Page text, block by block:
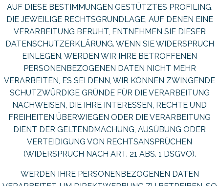
AUF DIESE BESTIMMUNGEN GESTÜTZTES PROFILING.
DIE JEWEILIGE RECHTSGRUNDLAGE, AUF DENEN EINE
VERARBEITUNG BERUHT, ENTNEHMEN SIE DIESER
DATENSCHUTZERKLÄRUNG. WENN SIE WIDERSPRUCH
EINLEGEN, WERDEN WIR IHRE BETROFFENEN
PERSONENBEZOGENEN DATEN NICHT MEHR
VERARBEITEN, ES SEI DENN, WIR KÖNNEN ZWINGENDE
SCHUTZWÜRDIGE GRÜNDE FÜR DIE VERARBEITUNG
NACHWEISEN, DIE IHRE INTERESSEN, RECHTE UND
FREIHEITEN ÜBERWIEGEN ODER DIE VERARBEITUNG
DIENT DER GELTENDMACHUNG, AUSÜBUNG ODER
VERTEIDIGUNG VON RECHTSANSPRÜCHEN
(WIDERSPRUCH NACH ART. 21 ABS. 1 DSGVO).
WERDEN IHRE PERSONENBEZOGENEN DATEN